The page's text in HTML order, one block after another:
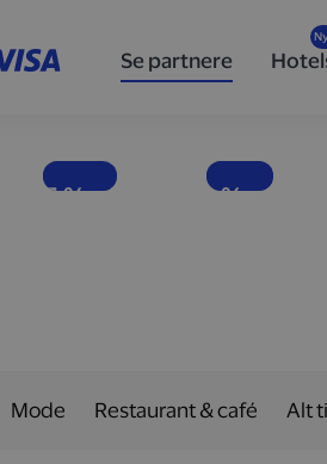
Se partnere
15 %
velsmag
med færre
10 %
specialøl
for
Mode Restaurant & café Alt